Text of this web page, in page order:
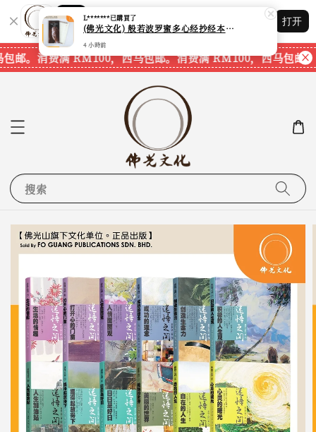
Shopping: 追踪您的订单
您信赖的商店
打开
邮。 消费满 RM100，西马包邮。消费满 RM100，西马包邮。
搜索
L*******已購買了
(佛光文化) 般若波罗蜜多心经抄经本 Prajna Paramita Heart Sutra (30pcs/pack) 现货速发
4 小時前